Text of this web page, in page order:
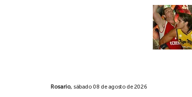
Rosario, sábado 08 de agosto de 2026